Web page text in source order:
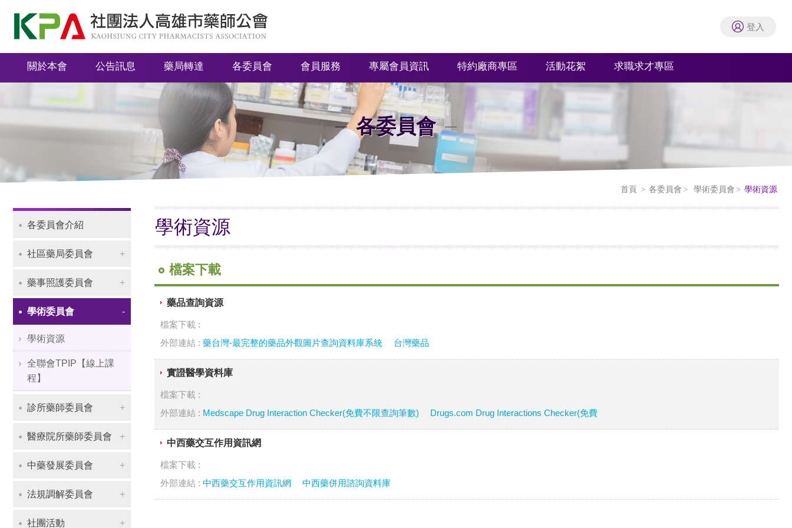
社
團
法
人
雄
師
會
Navigation
關於本會 公告訊息 藥局轉達 各委員會 會員服務 專屬會員資訊 特約廠商專區 活動花絮 求職求才專區
登入
各委員會
首頁 各委員會 學術委員會 學術資源
學術資源
檔案下載
藥品查詢資源
檔案下載 :
外部連結 : 藥台灣-最完整的藥品外觀圖片查詢資料庫系統 台灣藥品
實證醫學資料庫
檔案下載 :
外部連結 : Medscape Drug Interaction Checker(免費不限查詢筆數) Drugs.com Drug Interactions Checker(免費
中西藥交互作用資訊網
檔案下載 :
外部連結 : 中西藥交互作用資訊網 中西藥併用諮詢資料庫
各委員會介紹
社區藥局委員會
藥事照護委員會
學術委員會
學術資源
全聯會TPIP【線上課
程】
診所藥師委員會
醫療院所藥師委員會
中藥發展委員會
法規調解委員會
社團活動